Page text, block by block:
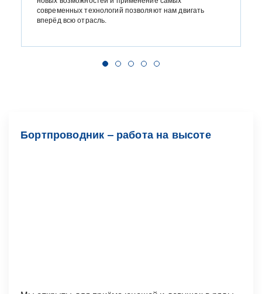
современных технологий позволяют нам двигать
вперёд всю отрасль.
Бортпроводник ‒ работа на высоте